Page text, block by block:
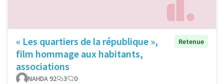
« Les quartiers de la république »,
film hommage aux habitants,
associations
Retenue
NAHDA 92 3 0